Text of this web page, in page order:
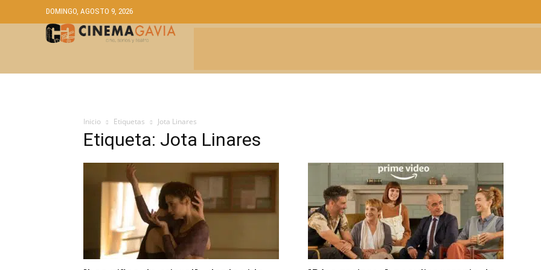
DOMINGO, AGOSTO 9, 2026
Inicio Etiquetas Jota Linares
Etiqueta: Jota Linares